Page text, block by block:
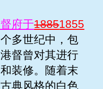
府于18851855
多世纪中，包
督曾对其进行
装修。随着末
典风格的白色